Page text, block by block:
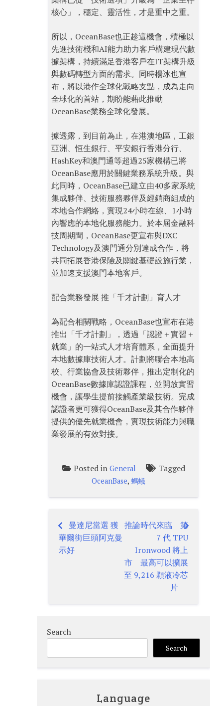
核心」，穩定、靈活性，才是重中之重。
所以，OceanBase也正趁這機會，積極以
先進技術棧和AI能力助力客戶構建現代數
據架構，持續滿足香港客戶在IT架構升級
與數碼轉型方面的需求。同時楊冰也宣
布，將以港作全球化戰略支點，成為走向
全球化的首站，期盼能藉此推動
OceanBase業務全球化發展。
據透露，到目前為止，在港澳地區，工銀
亞洲、恒生銀行、平安銀行香港分行、
HashKey和澳門通等超過25家機構已將
OceanBase應用於關鍵業務系統升級。與
此同時，OceanBase已建立由40多家系統
集成夥伴、技術服務夥伴及經銷商組成的
本地合作網絡，實現24小時在線、1小時
內響應的本地化服務能力。於本屆金融科
技周期間，OceanBase更宣布與DXC
Technology及澳門通分別達成合作，將
共同拓展香港保險及關鍵基礎設施行業，
並加速支援澳門本地客戶。
配合業務發展 推「千才計劃」育人才
為配合相關戰略，OceanBase也宣布在港
推出「千才計劃」，透過「認證＋實習＋
就業」的一站式人才培育體系，全面提升
本地數據庫技術人才。計劃將聯合本地高
校、行業協會及技術夥伴，推出定制化的
OceanBase數據庫認證課程，並開放實習
機會，讓學生提前接觸產業級技術。完成
認證者更可獲得OceanBase及其合作夥伴
提供的優先就業機會，實現技術能力與職
業發展的有效對接。
Posted in General Tagged
OceanBase,螞蟻
Post
navigation
曼達尼當選 獲
華爾街巨頭阿克曼
示好
推論時代來臨 第
7 代 TPU
Ironwood 將上
市 最高可以擴展
至 9,216 顆液冷芯
片
Search
Search
Language